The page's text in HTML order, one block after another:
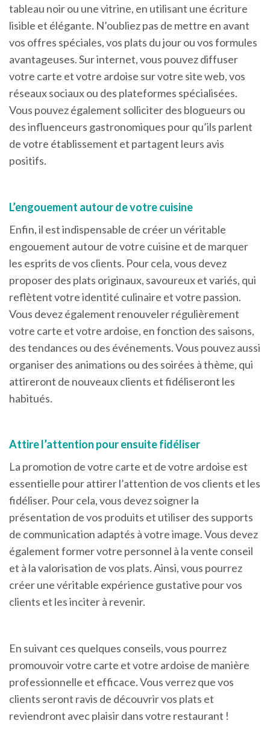
tableau noir ou une vitrine, en utilisant une écriture
lisible et élégante. N’oubliez pas de mettre en avant
vos offres spéciales, vos plats du jour ou vos formules
avantageuses. Sur internet, vous pouvez diffuser
votre carte et votre ardoise sur votre site web, vos
réseaux sociaux ou des plateformes spécialisées.
Vous pouvez également solliciter des blogueurs ou
des influenceurs gastronomiques pour qu’ils parlent
de votre établissement et partagent leurs avis
positifs.
L’engouement autour de votre cuisine
Enfin, il est indispensable de créer un véritable
engouement autour de votre cuisine et de marquer
les esprits de vos clients. Pour cela, vous devez
proposer des plats originaux, savoureux et variés, qui
reflètent votre identité culinaire et votre passion.
Vous devez également renouveler régulièrement
votre carte et votre ardoise, en fonction des saisons,
des tendances ou des événements. Vous pouvez aussi
organiser des animations ou des soirées à thème, qui
attireront de nouveaux clients et fidéliseront les
habitués.
Attire l’attention pour ensuite fidéliser
La promotion de votre carte et de votre ardoise est
essentielle pour attirer l’attention de vos clients et les
fidéliser. Pour cela, vous devez soigner la
présentation de vos produits et utiliser des supports
de communication adaptés à votre image. Vous devez
également former votre personnel à la vente conseil
et à la valorisation de vos plats. Ainsi, vous pourrez
créer une véritable expérience gustative pour vos
clients et les inciter à revenir.
En suivant ces quelques conseils, vous pourrez
promouvoir votre carte et votre ardoise de manière
professionnelle et efficace. Vous verrez que vos
clients seront ravis de découvrir vos plats et
reviendront avec plaisir dans votre restaurant !